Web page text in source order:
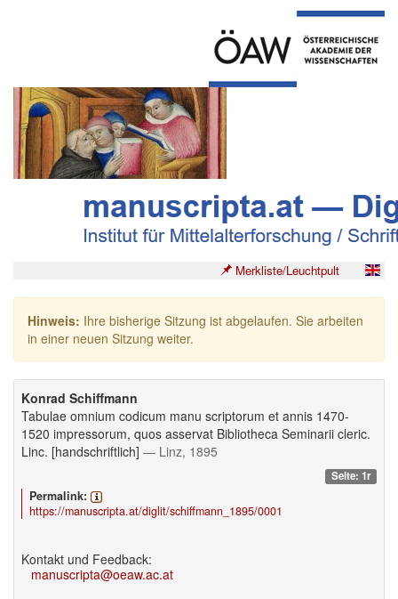
Merkliste/Leuchtpult
Hinweis: Ihre bisherige Sitzung ist abgelaufen. Sie arbeiten
in einer neuen Sitzung weiter.
Konrad Schiffmann
Tabulae omnium codicum manu scriptorum et annis 1470-
1520 impressorum, quos asservat Bibliotheca Seminarii cleric.
Linc. [handschriftlich] — Linz, 1895
Seite: 1r
Permalink:
https://manuscripta.at/diglit/schiffmann_1895/0001
Kontakt und Feedback:
manuscripta@oeaw.ac.at